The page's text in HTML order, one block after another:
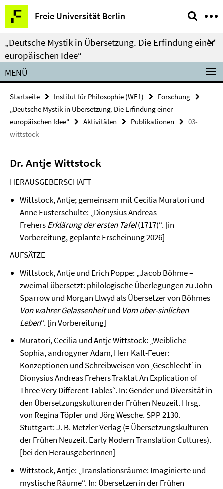
Springe
direkt
zu
Inhalt
Freie Universität Berlin
Service-
Navigation
„Deutsche Mystik in Übersetzung. Die Erfindung einer
europäischen Idee“
MENÜ
Startseite Institut für Philosophie (WE1)
Forschung
„Deutsche Mystik in Übersetzung. Die Erfindung einer
europäischen Idee“
Aktivitäten Publikationen
03-
wittstock
Dr. Antje Wittstock
HERAUSGEBERSCHAFT
Wittstock, Antje; gemeinsam mit Cecilia Muratori und
Anne Eusterschulte: „Dionysius Andreas
FrehersErklärung der ersten Tafel(1717)“. [in
Vorbereitung, geplante Erscheinung 2026]
AUFSÄTZE
Wittstock, Antje und Erich Poppe: „Jacob Böhme –
zweimal übersetzt: philologische Überlegungen zu John
Sparrow und Morgan Llwyd als Übersetzer von Böhmes
Von wahrer Gelassenheitund Vom uber-sinlichen
Leben“. [in Vorbereitung]
Muratori, Cecilia und Antje Wittstock: „Weibliche
Sophia, androgyner Adam, Herr Kalt-Feuer:
Konzeptionen und Schreibweisen von ‚Geschlecht‘ in
Dionysius Andreas Frehers Traktat An Explication of
Three Very Different Tables“. In: Gender und Diversität in
den Übersetzungskulturen der Frühen Neuzeit. Hrsg.
von Regina Töpfer und Jörg Wesche. SPP 2130.
Stuttgart: J. B. Metzler Verlag (= Übersetzungskulturen
der Frühen Neuzeit. Early Modern Translation Cultures).
[bei den HerausgeberInnen]
Wittstock, Antje: „Translationsräume: Imaginierte und
mystische Räume“. In: Übersetzen in der Frühen